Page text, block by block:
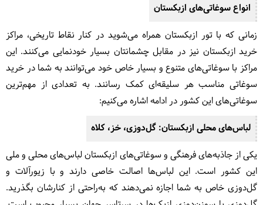
انواع سوغاتی‌های ازبکستان
زمانی که با تور ازبکستان همراه می‌شوید در کنار نقاط تاریخی، مراکز
خرید ازبکستان نیز در مقابل چشمانتان بسیار خودنمایی می‌کنند. این
مراکز با سوغاتی‌های متنوع و بسیار خاص خود می‌توانند به شما در خرید
سوغاتی مناسب هر سلیقه‌ای کمک رسانند. به تعدادی از مهم‌ترین
سوغاتی‌های این کشور در ادامه اشاره می‌کنیم:
لباس‌های محلی ازبکستان: گل‌دوزی، خز، کلاه
یکی از جاذبه‌های فرهنگی و سوغاتی‌های ازبکستان لباس‌های محلی و ملی
این کشور است. این لباس‌ها اصالت خاصی دارند و با زیورآلات و
گل‌دوزی خاص به شما اجازه نمی‌دهند که به‌راحتی از کنارشان بگذرید.